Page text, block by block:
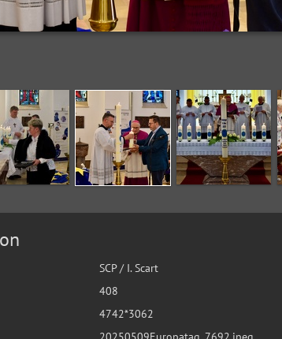
SCP / I. Scart
408
4742*3062